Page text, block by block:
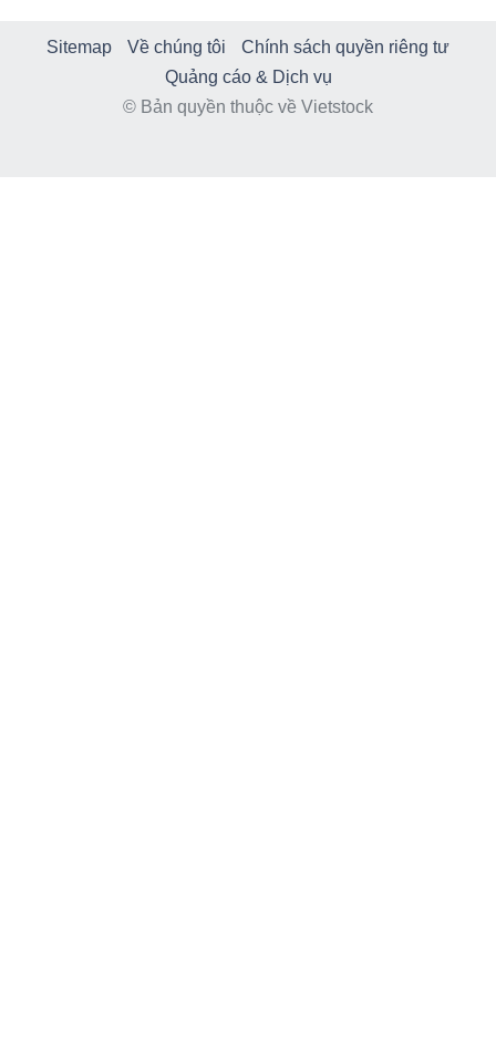
Sitemap Về chúng tôi
Chính sách quyền riêng tư
Quảng cáo & Dịch vụ
© Bản quyền thuộc về Vietstock